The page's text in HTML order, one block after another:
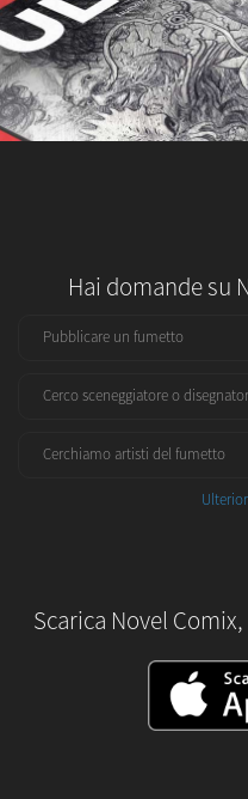
Hai domande su
Pubblicare un fumetto
Cerco sceneggiatore o
Cerchiamo artisti del fumetto
Scarica Novel